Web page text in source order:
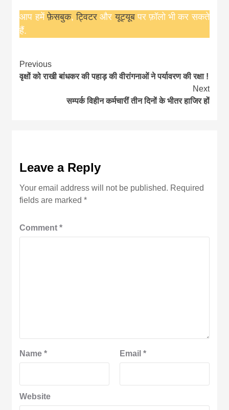
आप हमेंफ़ेसबुक,ट्विटरऔरयूट्यूबपर फ़ॉलो भी कर सकते
हैं.
Continue
Reading
Previous
वृक्षों को राखी बांधकर की पहाड़ की वीरांगनाओं ने पर्यावरण की रक्षा !
Next
सम्पर्क विहीन कर्मचारीं तीन दिनों के भीतर हाजिर हों
Leave a Reply
Your email address will not be published. Required
fields are marked*
Comment*
Name* Email *
Website